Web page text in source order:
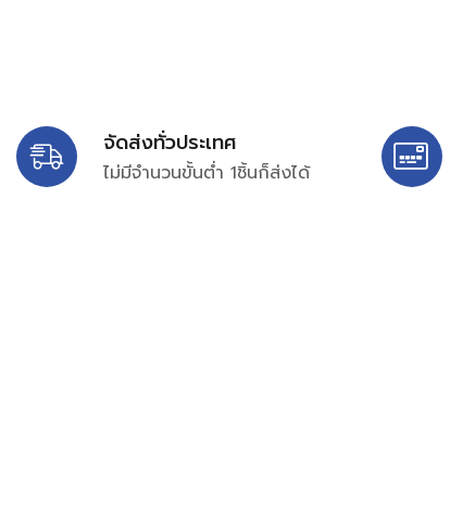
จัดส่งทั่วประเทศ
ไม่มีจำนวนขั้นต่ำ 1ชิ้นก็ส่งได้